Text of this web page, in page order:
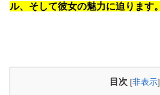
ル、そして彼女の魅力に迫ります。
目次 [非表示]